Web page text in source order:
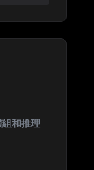
和推理